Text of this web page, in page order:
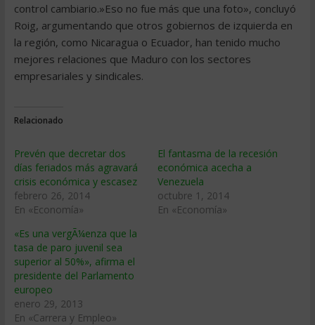
control cambiario.»Eso no fue más que una foto», concluyó
Roig, argumentando que otros gobiernos de izquierda en
la región, como Nicaragua o Ecuador, han tenido mucho
mejores relaciones que Maduro con los sectores
empresariales y sindicales.
Relacionado
Prevén que decretar dos
días feriados más agravará
crisis económica y escasez
febrero 26, 2014
En «Economía»
El fantasma de la recesión
económica acecha a
Venezuela
octubre 1, 2014
En «Economía»
«Es una vergÃ¼enza que la
tasa de paro juvenil sea
superior al 50%», afirma el
presidente del Parlamento
europeo
enero 29, 2013
En «Carrera y Empleo»